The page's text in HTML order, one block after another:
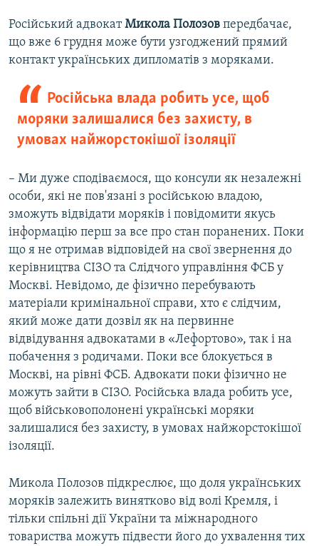
Російський адвокатМикола Полозов передбачає,
що вже 6 грудня може бути узгоджений прямий
контакт українських дипломатів з моряками.
Російська влада робить усе, щоб
моряки залишалися без захисту, в
умовах найжорстокішої ізоляції
– Ми дуже сподіваємося, що консули як незалежні
особи, які не пов'язані з російською владою,
зможуть відвідати моряків і повідомити якусь
інформацію перш за все про стан поранених. Поки
що я не отримав відповідей на свої звернення до
керівництва СІЗО та Слідчого управління ФСБ у
Москві. Невідомо, де фізично перебувають
матеріали кримінальної справи, хто є слідчим,
який може дати дозвіл як на первинне
відвідування адвокатами в «Лефортово», так і на
побачення з родичами. Поки все блокується в
Москві, на рівні ФСБ. Адвокати поки фізично не
можуть зайти в СІЗО. Російська влада робить усе,
щоб військовополонені українські моряки
залишалися без захисту, в умовах найжорстокішої
ізоляції.
Микола Полозов підкреслює, що доля українських
моряків залежить винятково від волі Кремля, і
тільки спільні дії України та міжнародного
товариства можуть підвести його до ухвалення тих